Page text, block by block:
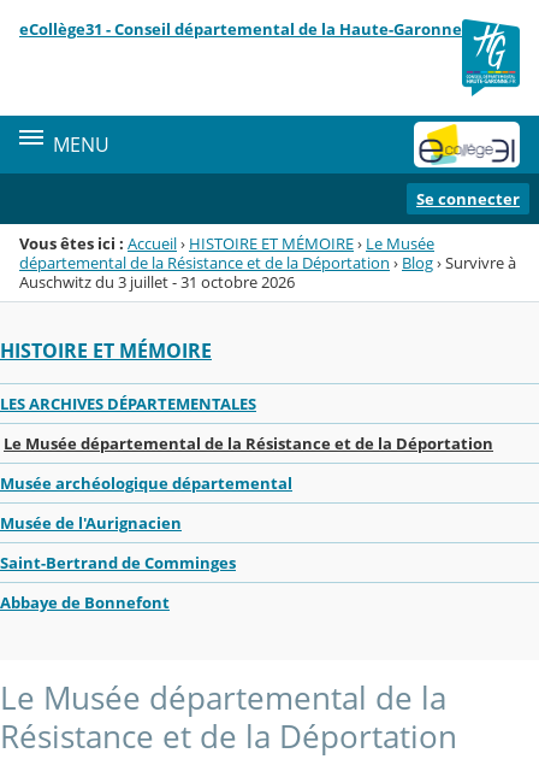
Menu de la rubrique
Contenu
eCollège31 - Conseil départemental de la Haute-Garonne
MENU
Se connecter
Vous êtes ici : Accueil› HISTOIRE ET MÉMOIRE› Le Musée
départemental de la Résistance et de la Déportation › Blog›Survivre à
Auschwitz du 3 juillet - 31 octobre 2026
HISTOIRE ET MÉMOIRE
LES ARCHIVES DÉPARTEMENTALES
Le Musée départemental de la Résistance et de la Déportation
Musée archéologique départemental
Musée de l'Aurignacien
Saint-Bertrand de Comminges
Abbaye de Bonnefont
Le Musée départemental de la
Résistance et de la Déportation